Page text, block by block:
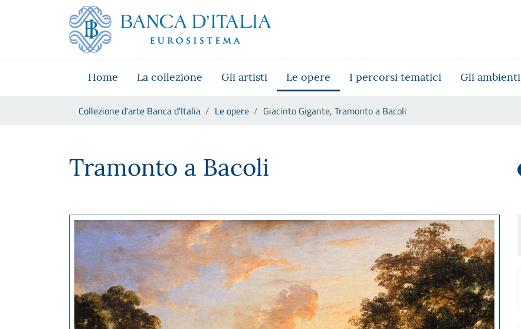
Skip to Main Content
Vai al sito istituzionale
Vai al menu di navigazione
Vai alla ricerca
Vai ai contenuti
Home La collezione Gli artisti Le opere I percorsi tematici Gli ambienti
Collezione d'arte Banca d'Italia Le opere Giacinto Gigante, Tramonto a Bacoli
Tramonto a Bacoli